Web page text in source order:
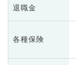
退職金
各種保険